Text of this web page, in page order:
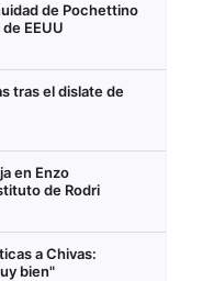
de Pochettino
EEUU
tras el dislate de
en Enzo
de Rodri
a Chivas:
bien"